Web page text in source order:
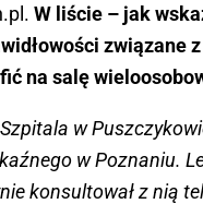
W liście – jak
związane
na salę
w
w Poznaniu.
konsultował z nią